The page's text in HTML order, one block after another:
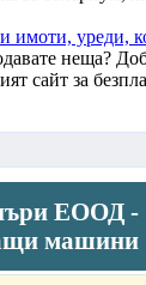
имоти, уреди,
неща?
сайт за
ЕООД -
машини